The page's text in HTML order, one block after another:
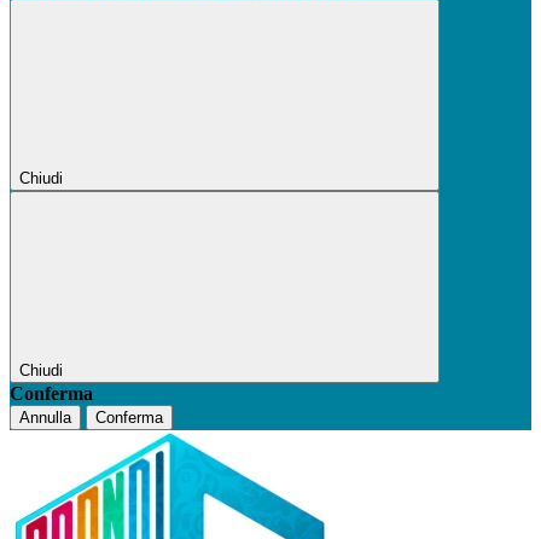
Chiudi
Chiudi
Conferma
Annulla Conferma